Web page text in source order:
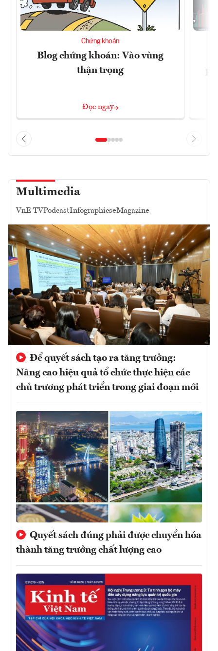
Chứng khoán
Blog chứng khoán: Vào vùng
thận trọng
Đọc ngay
Multimedia
VnE TVPodcastInfographicseMagazine
Để quyết sách tạo ra tăng trưởng:
Nâng cao hiệu quả tổ chức thực hiện các
chủ trương phát triển trong giai đoạn mới
Quyết sách đúng phải được chuyển hóa
thành tăng trưởng chất lượng cao